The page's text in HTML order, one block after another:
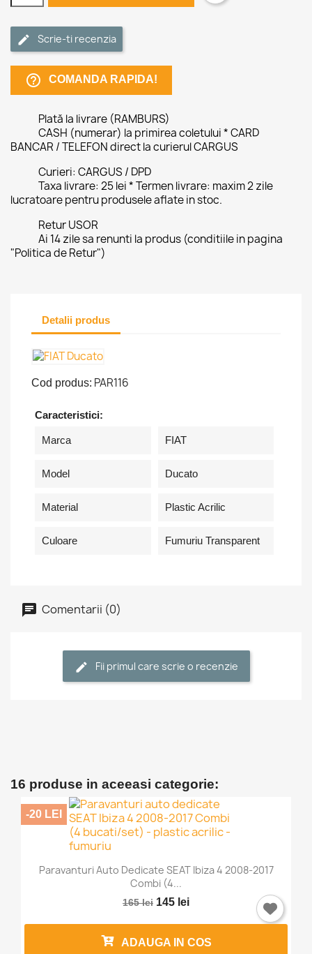
Scrie-ti recenzia
help_outline COMANDA RAPIDA!
Plată la livrare (RAMBURS)
CASH (numerar) la primirea coletului * CARD
BANCAR / TELEFON direct la curierul CARGUS
Curieri: CARGUS / DPD
Taxa livrare: 25 lei * Termen livrare: maxim 2 zile
lucratoare pentru produsele aflate in stoc.
Retur USOR
Ai 14 zile sa renunti la produs (conditiile in pagina
"Politica de Retur")
Detalii produs
Cod produs: PAR116
Caracteristici:
Marca FIAT
Model Ducato
Material Plastic Acrilic
Culoare Fumuriu Transparent
Comentarii (0)
Fii primul care scrie o recenzie
16 produse in aceeasi categorie:
Paravanturi Auto Dedicate SEAT Ibiza 4 2008-2017
Combi (4...
165 lei 145 lei
-20 LEI
ADAUGA IN COS